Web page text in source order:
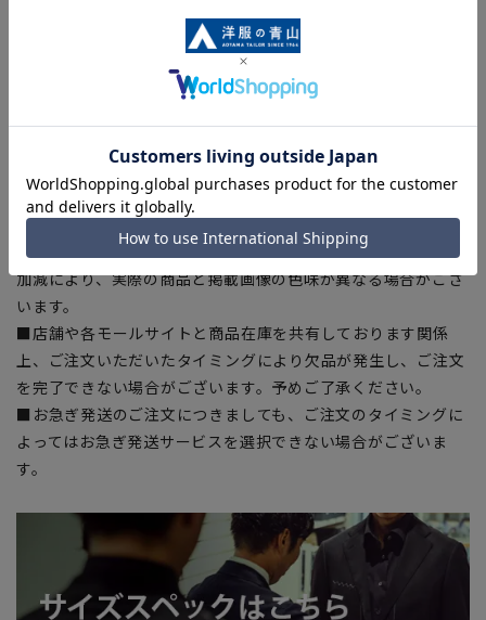
ある場合がございますので、予めご了承ください。
■ゆとり感には個人差があります。サイズ表を確認の上、ご購
入の目安としてご利用ください。
■サイズスペックは仕上がりサイズを記載しております。一
部、商品現物におすすめサイズ(ヌードサイズ)を記載している
商品もございます。
■ブラウザやお使いのモニター環境、また撮影時の室内外の光
加減により、実際の商品と掲載画像の色味が異なる場合がござ
います。
■店舗や各モールサイトと商品在庫を共有しております関係
上、ご注文いただいたタイミングにより欠品が発生し、ご注文
を完了できない場合がございます。予めご了承ください。
■お急ぎ発送のご注文につきましても、ご注文のタイミングに
よってはお急ぎ発送サービスを選択できない場合がございま
す。